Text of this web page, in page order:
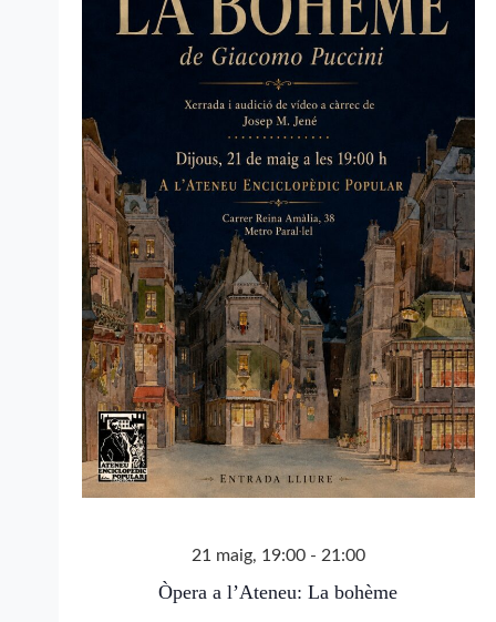
21 maig, 19:00- 21:00
Òpera a l’Ateneu: La bohème